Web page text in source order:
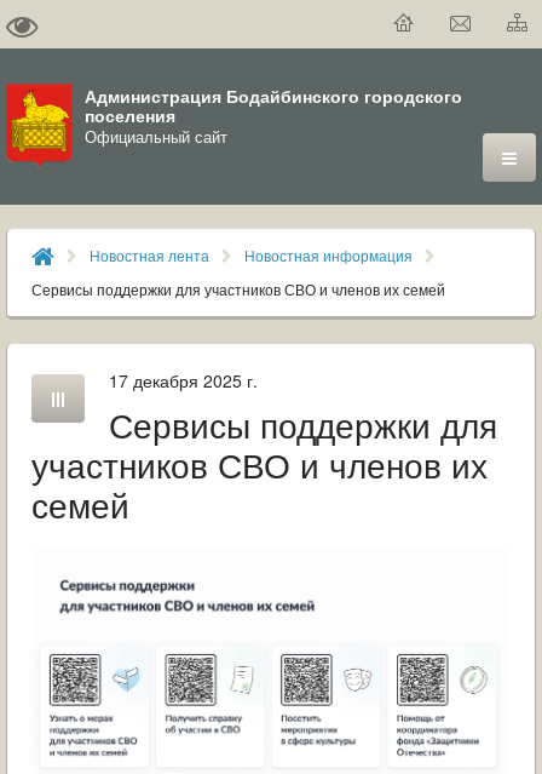
Администрация Бодайбинского городского
поселения
Официальный сайт
ГОРОД
ДУМА
ВЛАСТЬ
ДОКУМЕНТЫ
ОФИЦИАЛЬНЫЙ ВЕСТНИК БОДАЙБО
МУНИЦИПАЛЬНЫЕ УСЛУГИ
ГРАДОСТРОИТЕЛЬНАЯ ДЕЯТЕЛЬНОСТЬ
ИНФОРМИРОВАНИЕ НАСЕЛЕНИЯ
ДЕЯТЕЛЬНОСТЬ ПРОКУРАТУРЫ
Новостная лента
Новостная информация
Сервисы поддержки для участников СВО и членов их семей
17 декабря 2025 г.
Сервисы поддержки для
участников СВО и членов их
семей